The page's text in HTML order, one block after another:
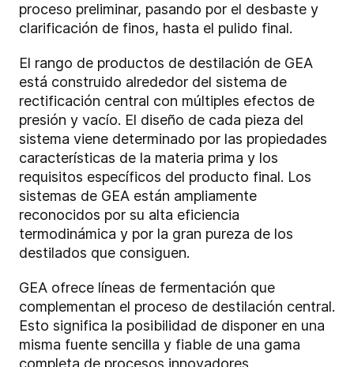
proceso preliminar, pasando por el desbaste y
clarificación de finos, hasta el pulido final.
El rango de productos de destilación de GEA
está construido alrededor del sistema de
rectificación central con múltiples efectos de
presión y vacío. El diseño de cada pieza del
sistema viene determinado por las propiedades
características de la materia prima y los
requisitos específicos del producto final. Los
sistemas de GEA están ampliamente
reconocidos por su alta eficiencia
termodinámica y por la gran pureza de los
destilados que consiguen.
GEA ofrece líneas de fermentación que
complementan el proceso de destilación central.
Esto significa la posibilidad de disponer en una
misma fuente sencilla y fiable de una gama
completa de procesos innovadores